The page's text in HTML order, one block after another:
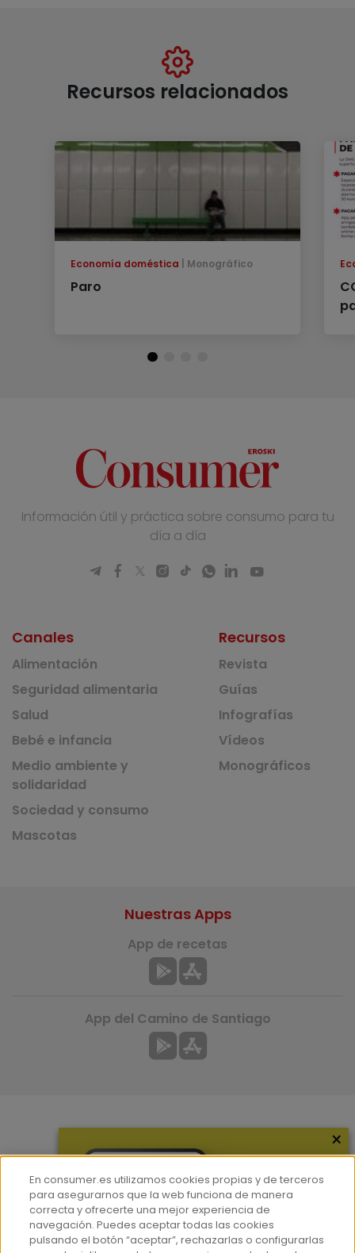
Recursos relacionados
Economía doméstica Monográfico
Paro
Información útil y práctica sobre consumo para tu
día a día
Canales
Alimentación
Seguridad alimentaria
Salud
Bebé e infancia
Medio ambiente y
solidaridad
Sociedad y consumo
Mascotas
Recursos
Revista
Guías
Infografías
Vídeos
Monográficos
Hemeroteca
Contacto
Prensa
Nuestras Apps
App de recetas
App del Camino de Santiago
×
En consumer.es utilizamos cookies propias y de terceros
para asegurarnos que la web funciona de manera
correcta y ofrecerte una mejor experiencia de
navegación. Puedes aceptar todas las cookies
pulsando el botón “aceptar”, rechazarlas o configurarlas